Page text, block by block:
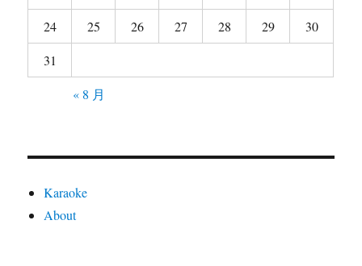
24
25 26 27 28 29
30
31
« 8 月
Karaoke
About